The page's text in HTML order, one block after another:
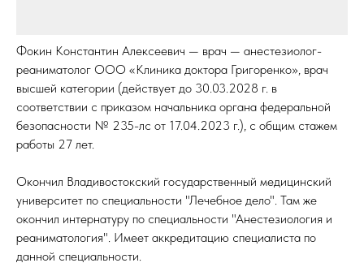
Фокин Константин Алексеевич — врач — анестезиолог-
реаниматолог ООО «Клиника доктора Григоренко», врач
высшей категории (действует до 30.03.2028 г. в
соответствии с приказом начальника органа федеральной
безопасности № 235-лс от 17.04.2023 г.), с общим стажем
работы 27 лет.
Окончил Владивостокский государственный медицинский
университет по специальности "Лечебное дело". Там же
окончил интернатуру по специальности "Анестезиология и
реаниматология". Имеет аккредитацию специалиста по
данной специальности.